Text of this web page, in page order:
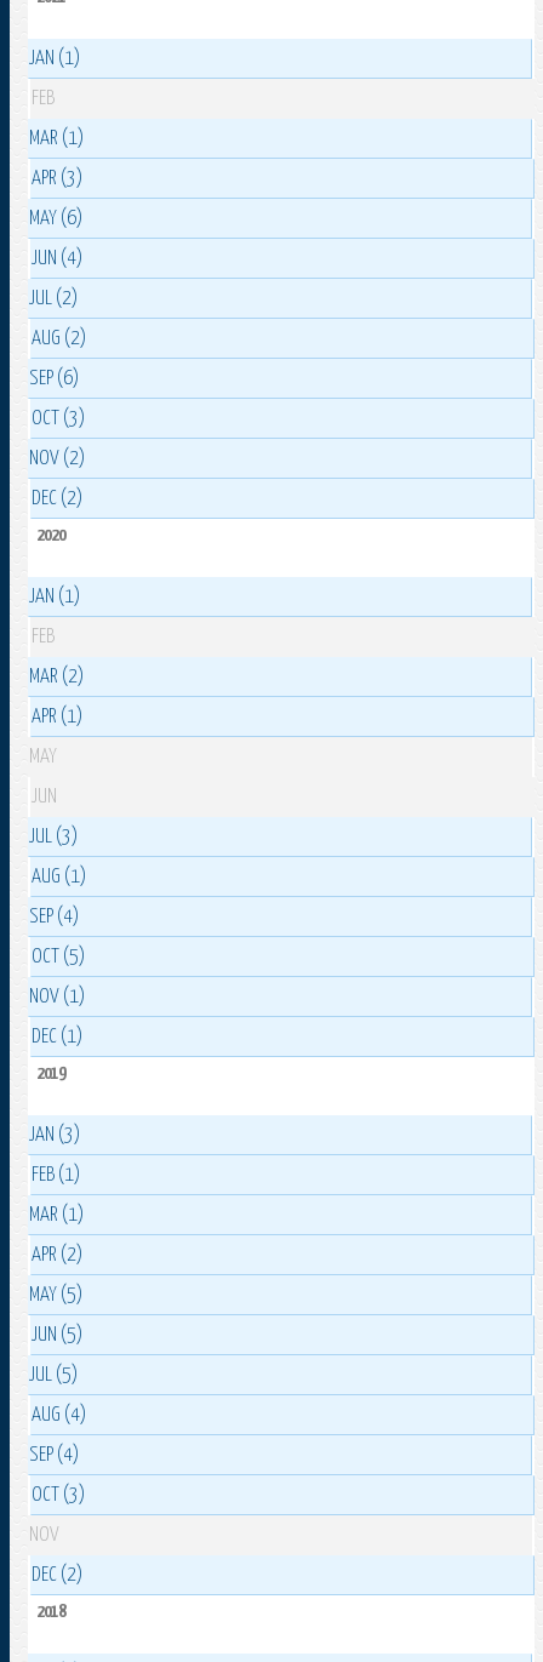
JAN (1)
FEB
MAR (1)
APR (3)
MAY (6)
JUN (4)
JUL (2)
AUG (2)
SEP (6)
OCT (3)
NOV (2)
DEC (2)
2020
JAN (1)
FEB
MAR (2)
APR (1)
MAY
JUN
JUL (3)
AUG (1)
SEP (4)
OCT (5)
NOV (1)
DEC (1)
2019
JAN (3)
FEB (1)
MAR (1)
APR (2)
MAY (5)
JUN (5)
JUL (5)
AUG (4)
SEP (4)
OCT (3)
NOV
DEC (2)
2018